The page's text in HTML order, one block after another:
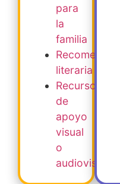
para
la
familia
literaria
Recursos
de
apoyo
visual
o
audiovisual